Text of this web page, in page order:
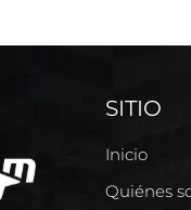
SITIO
Inicio
Quiénes